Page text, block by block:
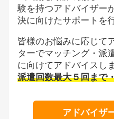
験を持つアドバイザー
決に向けたサポートを
皆様のお悩みに応じて
ターでマッチング・派
に向けてアドバイスし
派遣回数最大５回まで
アドバイザ